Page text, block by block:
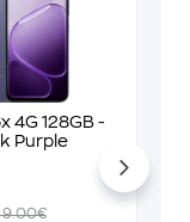
4G 128GB -
Purple